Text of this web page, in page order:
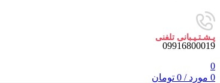
پـشـتـیـبانی تلفنی
09916800019
0
0 مورد /
0 تومان